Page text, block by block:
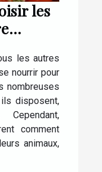
les
les autres
nourrir pour
nombreuses
disposent,
comment
animaux,